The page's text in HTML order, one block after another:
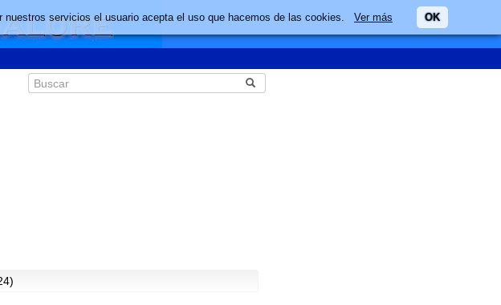
servicios el usuario acepta el uso que hacemos de las cookies. Ver más OK